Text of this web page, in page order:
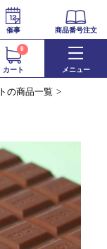
催事 商品番号注文
カート
0
メニュー
の商品一覧